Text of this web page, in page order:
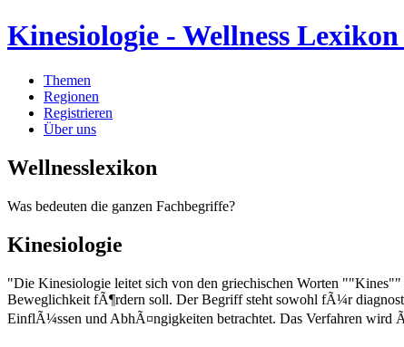
Kinesiologie - Wellness
Themen
Regionen
Registrieren
Über uns
Wellnesslexikon
Was bedeuten die ganzen Fachbegriffe?
Kinesiologie
"Die Kinesiologie leitet sich von den griechischen Worten
Beweglichkeit fÃ¶rdern soll. Der Begriff steht sowohl fÃ¼r
EinflÃ¼ssen und AbhÃ¤ngigkeiten betrachtet. Das Verfahren wird